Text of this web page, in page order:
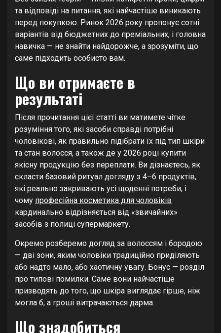
та відповіді на питання, які найчастіше виникають
перед покупкою. Ринок 2026 року пропонує сотні
варіантів від бюджетних до преміальних, і головна
навичка — не знайти найдорожче, а зрозуміти, що
саме підходить особисто вам.
Що ви отримаєте в
результаті
Після прочитання цієї статті ви матимете чітке
розуміння того, які засоби справді потрібні
чоловікові, як правильно підібрати їх під тип шкіри
та стан волосся, а також де у 2026 році купити
якісну продукцію без переплати. Ви дізнаєтесь, як
скласти базовий ритуал догляду з 4–6 продуктів,
які реально закривають усі щоденні потреби, і
чому професійна косметика для чоловіків
кардинально відрізняється від «звичайних»
засобів з полиці супермаркету.
Окремо розберемо догляд за волоссям і бородою
— дві зони, яким чоловіки традиційно приділяють
або надто мало, або хаотичну увагу. Бонус — розділ
про типові помилки. Саме вони найчастіше
призводять до того, що шкіра виглядає гірше, ніж
могла б, а гроші витрачаються дарма.
Що знадобиться